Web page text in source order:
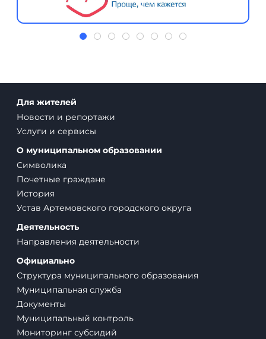
Для жителей
Новости и репортажи
Услуги и сервисы
О муниципальном образовании
Символика
Почетные граждане
История
Устав Артемовского городского округа
Деятельность
Направления деятельности
Официально
Структура муниципального образования
Муниципальная служба
Документы
Муниципальный контроль
Мониторинг субсидий